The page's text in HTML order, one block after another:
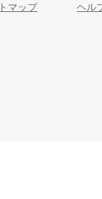
マップ ヘル